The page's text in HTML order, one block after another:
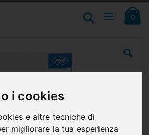
i cookies
e altre tecniche di
migliorare la tua esperienza
0
Cerca